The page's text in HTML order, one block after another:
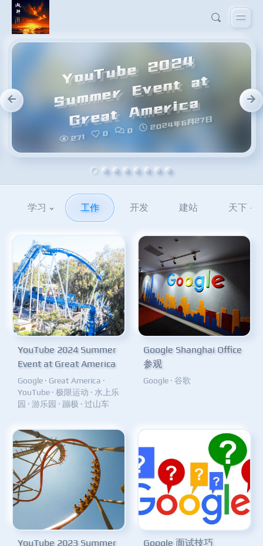
学习 工作 开发 建站 天下
YouTube 2024 Summer
Event at Great America
Google · Great America ·
YouTube · 极限运动 · 水上乐
园 · 游乐园 · 蹦极 · 过山车
Google Shanghai Office
参观
Google · 谷歌
YouTube 2023 Summer
Google 面试技巧